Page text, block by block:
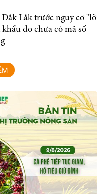
Đắk Lắk trước nguy cơ "lỡ
do chưa có mã số